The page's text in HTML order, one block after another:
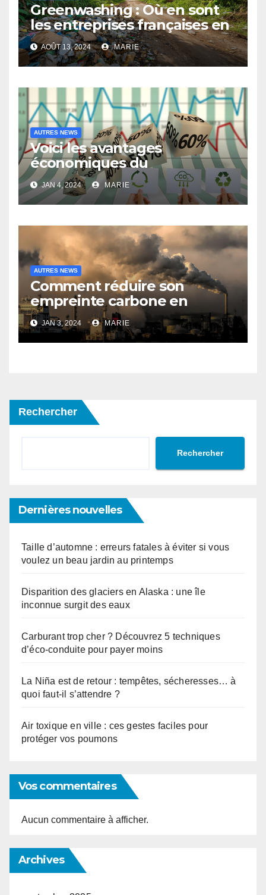
Greenwashing : Où en sont
les entreprises françaises en
2024 ?
AOÛT 13, 2024 MARIE
AUTRES NEWS
Voici les avantages
économiques du
développement durable
pour les entreprises
JAN 4, 2024 MARIE
AUTRES NEWS
Comment réduire son
empreinte carbone en
voyageant : top astuces
JAN 3, 2024 MARIE
Rechercher
Rechercher
Dernières nouvelles
Taille d’automne : erreurs fatales à éviter si vous
voulez un beau jardin au printemps
Disparition des glaciers en Alaska : une île
inconnue surgit des eaux
Carburant trop cher ? Découvrez 5 techniques
d’éco-conduite pour payer moins
La Niña est de retour : tempêtes, sécheresses… à
quoi faut-il s’attendre ?
Air toxique en ville : ces gestes faciles pour
protéger vos poumons
Vos commentaires
Aucun commentaire à afficher.
Archives